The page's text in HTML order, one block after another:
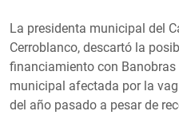
La presidenta municipal del
Cerroblanco, descartó la
financiamiento con
municipal afectada por la
del año pasado a pesar de